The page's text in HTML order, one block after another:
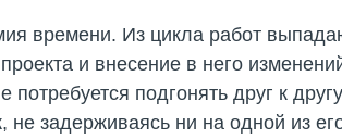
времени. Из цикла работ
и внесение в него
потребуется подгонять друг к
задерживаясь ни на одной из